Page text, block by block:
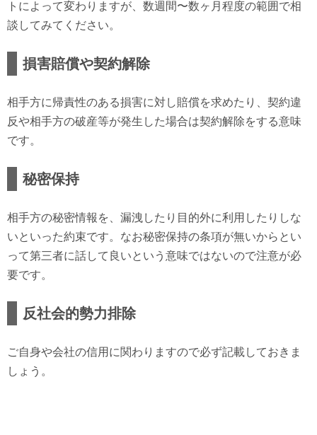
トによって変わりますが、数週間〜数ヶ月程度の範囲で相
談してみてください。
損害賠償や契約解除
相手方に帰責性のある損害に対し賠償を求めたり、契約違
反や相手方の破産等が発生した場合は契約解除をする意味
です。
秘密保持
相手方の秘密情報を、漏洩したり目的外に利用したりしな
いといった約束です。なお秘密保持の条項が無いからとい
って第三者に話して良いという意味ではないので注意が必
要です。
反社会的勢力排除
ご自身や会社の信用に関わりますので必ず記載しておきま
しょう。